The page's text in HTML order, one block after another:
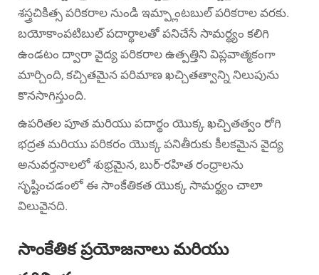
శస్త్రచికిత్స పరికరాల నుండి ఇమ్ప్లాంటబుల్ పరికరాల వరకు.
బయోకాంపటిబుల్ పదార్థాలతో పనిచేసే సామర్థ్యం కలిగి
ఉండటం ద్వారా వైద్య పరికరాల ఉత్పత్తిని విప్లవాత్మకంగా
మార్చింది, కచ్చితమైన పరిమాణ ఖచ్చితత్వాన్ని నిలుపును
కొనసాగిస్తుంది.
ఉపరితల పూత మరియు పదార్థం యొక్క ఖచ్చితత్వం రోగి
భద్రత మరియు పరికరం యొక్క పనితీరుకు కీలకమైన వైద్య
అనువర్తనాలలో శుభ్రమైన, బుర్-రహిత రంధ్రాలను
సృష్టించడంలో ఈ సాంకేతికత యొక్క సామర్థ్యం చాలా
విలువైనది.
సాంకేతిక ప్రయోజనాలు మరియు